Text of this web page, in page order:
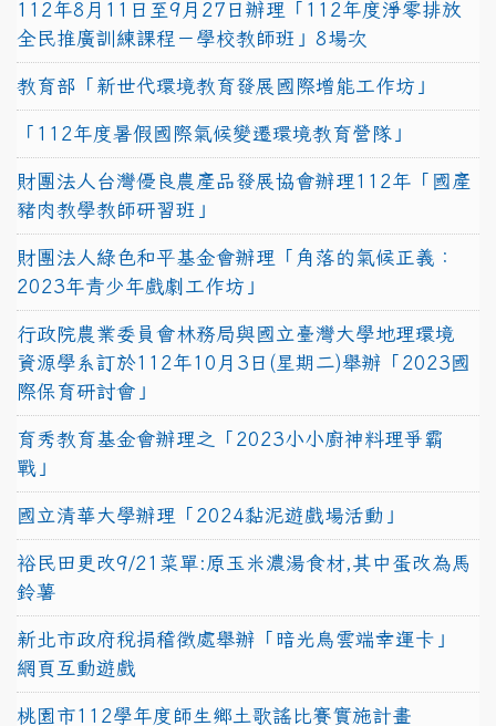
112年8月11日至9月27日辦理「112年度淨零排放
全民推廣訓練課程－學校教師班」8場次
教育部「新世代環境教育發展國際增能工作坊」
「112年度暑假國際氣候變遷環境教育營隊」
財團法人台灣優良農產品發展協會辦理112年「國產
豬肉教學教師研習班」
財團法人綠色和平基金會辦理「角落的氣候正義：
2023年青少年戲劇工作坊」
行政院農業委員會林務局與國立臺灣大學地理環境
資源學系訂於112年10月3日(星期二)舉辦「2023國
際保育研討會」
育秀教育基金會辦理之「2023小小廚神料理爭霸
戰」
國立清華大學辦理「2024黏泥遊戲場活動」
裕民田更改9/21菜單:原玉米濃湯食材,其中蛋改為馬
鈴薯
新北市政府稅捐稽徵處舉辦「暗光鳥雲端幸運卡」
網頁互動遊戲
桃園市112學年度師生鄉土歌謠比賽實施計畫